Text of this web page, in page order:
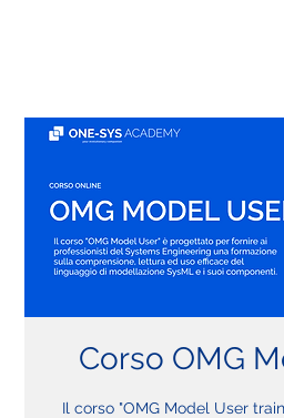
Corso OMG
Il corso "OMG Model User